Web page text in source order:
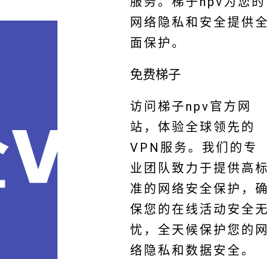
网络隐私和安全提供全
面保护。
免费梯子
访问梯子npv官方网
站，体验全球领先的
VPN服务。我们的专
业团队致力于提供高标
准的网络安全保护，确
保您的在线活动安全无
忧，全天候保护您的网
络隐私和数据安全。